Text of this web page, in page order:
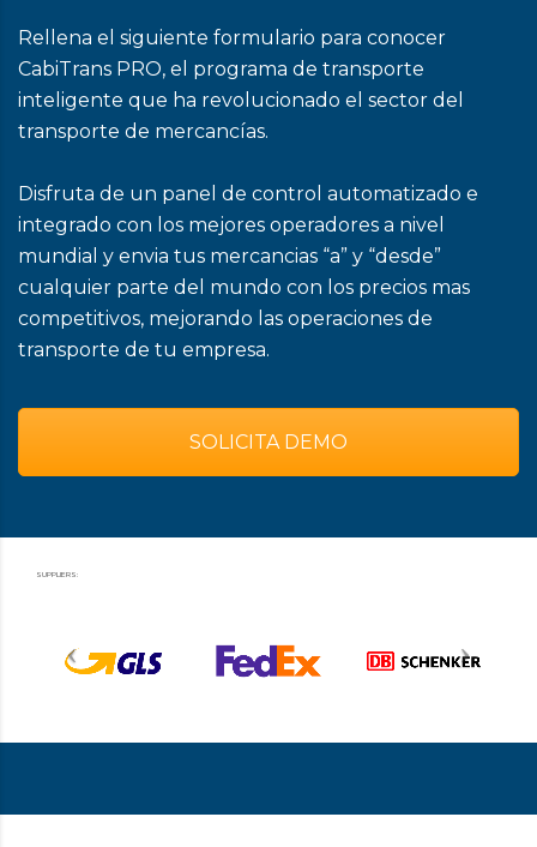
Rellena el siguiente formulario para conocer
CabiTrans PRO, el programa de transporte
inteligente que ha revolucionado el sector del
transporte de mercancías.
Disfruta de un panel de control automatizado e
integrado con los mejores operadores a nivel
mundial y envia tus mercancias “a” y “desde”
cualquier parte del mundo con los precios mas
competitivos, mejorando las operaciones de
transporte de tu empresa.
SOLICITA DEMO
SUPPLIERS: